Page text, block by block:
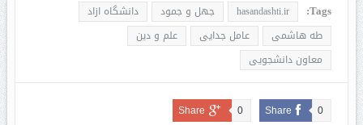
Tags:
hasandashti.ir جهل و جمود
دانشگاه ازاد
طه هاشمی
عامل جدایی
علم و دین
معاون دانشجویی
Share 0
Share 0